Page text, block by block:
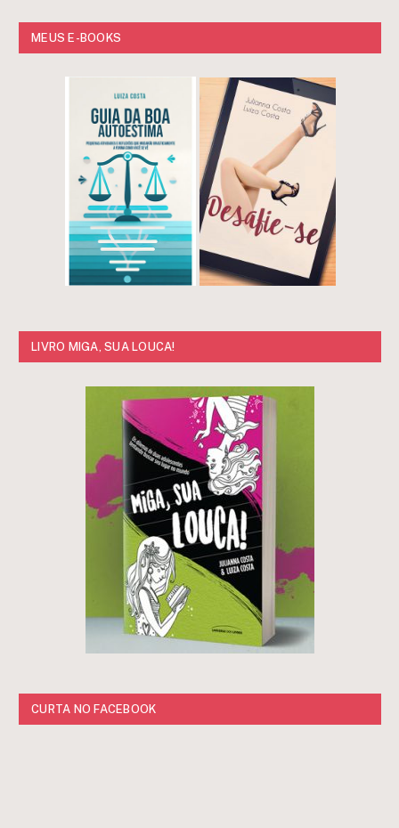
MEUS E-BOOKS
LIVRO MIGA, SUA LOUCA!
CURTA NO FACEBOOK